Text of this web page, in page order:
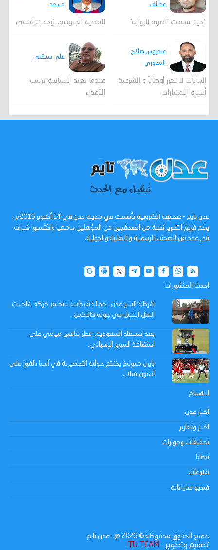
عطاف
"حين سبقت الضربة الرواية"
مسعد
القضية الجنوبية.. وُجدت لتبقى
عيدروس صلاح
المدوري
البيانات لا تحرر أوطاناً و الشرعية
أسيرة الامتيازات
علي سيقلي
عندما تعيد السياسة ترتيب
الأعداء
عدن تايم - صحيفة الكترونية تأسست في مدينة عدن في 14 أكتوبر 2015م ،
يضم فريق التحرير نخبة من الصحفيين من المؤهلين جامعيا واكتسبوا خبرات
في عدد من الصحف الرسمية والاهلية والدولية.
احدث المنشورات
شرطة السير عدن : حملة ميدانية لتنظيم حركة شاحنات
النقل الثقيل في جولة كالتكس..
بعد استبعاد السعودية.. قطر تنافس ميامي على
استضافة السوبر الإسباني..
بايرن ميونيخ يختتم جولته التحضيرية في آسيا بالفوز على
أستون فيلا ..
الاقسام
اخبار عدن
اخبار وتقارير
تحقيقات وحوارات
قضايا
منوعات
فيديو عدن تايم
جميع الحقوق محفوظة © 2026 @ - عدن تايم
تصميم وتطوير - ITU-TEAM